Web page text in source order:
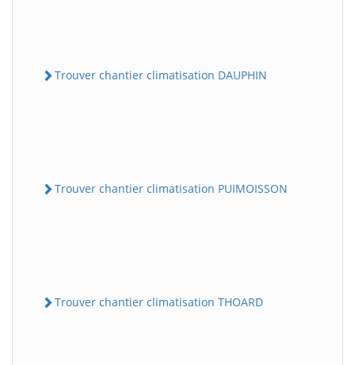
Trouver chantier climatisation DAUPHIN
Trouver chantier climatisation PUIMOISSON
Trouver chantier climatisation THOARD